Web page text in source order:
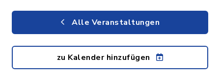
Alle Veranstaltungen
zu Kalender hinzufügen